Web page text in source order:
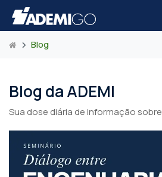
Blog
Blog da ADEMI
Sua dose diária de informação